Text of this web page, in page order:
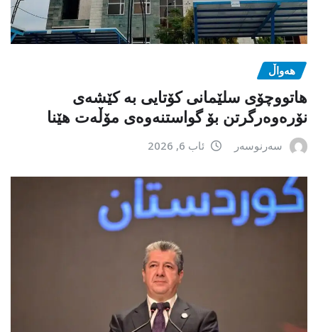
هەواڵ
هاتووچۆی سلێمانی کۆتایی بە کێشەی
نۆرەوەرگرتن بۆ گواستنەوەی مۆڵەت هێنا
سەرنوسەر ئاب 6, 2026